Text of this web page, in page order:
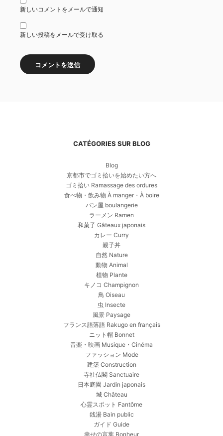
新しいコメントをメールで通知
新しい投稿をメールで受け取る
CATÉGORIES SUR BLOG
Blog
京都市でゴミ拾いを始めたい方へ
ゴミ拾い Ramassage des ordures
食べ物・飲み物 À manger・À boire
パン屋 boulangerie
ラーメン Ramen
和菓子 Gâteaux japonais
カレー Curry
親子丼
自然 Nature
動物 Animal
植物 Plante
キノコ Champignon
鳥 Oiseau
虫 Insecte
風景 Paysage
フランス語落語 Rakugo en français
ニット帽 Bonnet
音楽・映画 Musique・Cinéma
ファッション Mode
建築 Construction
寺社仏閣 Sanctuaire
日本庭園 Jardin japonais
城 Château
心霊スポット Fantôme
銭湯 Bain public
ガイド Guide
幸せの言葉 Bonheur